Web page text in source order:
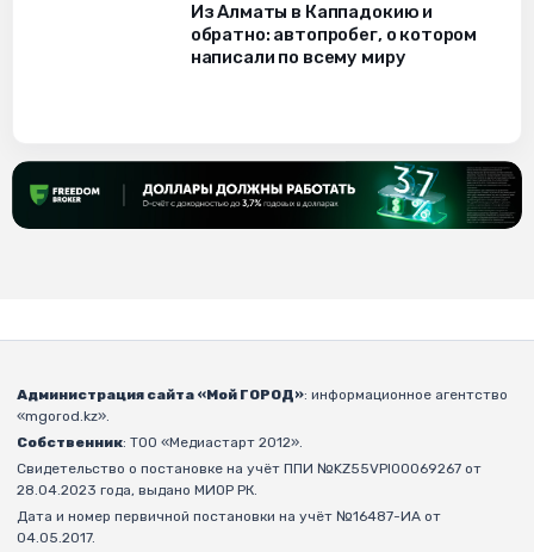
Из Алматы в Каппадокию и
обратно: автопробег, о котором
написали по всему миру
Администрация сайта «Мой ГОРОД»: информационное агентство
«mgorod.kz».
Собственник: ТОО «Медиастарт 2012».
Свидетельство о постановке на учёт ППИ №KZ55VPI00069267 от
28.04.2023 года, выдано МИОР РК.
Дата и номер первичной постановки на учёт №16487-ИА от
04.05.2017.